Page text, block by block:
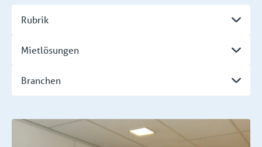
Rubrik
Mietlösungen
Branchen